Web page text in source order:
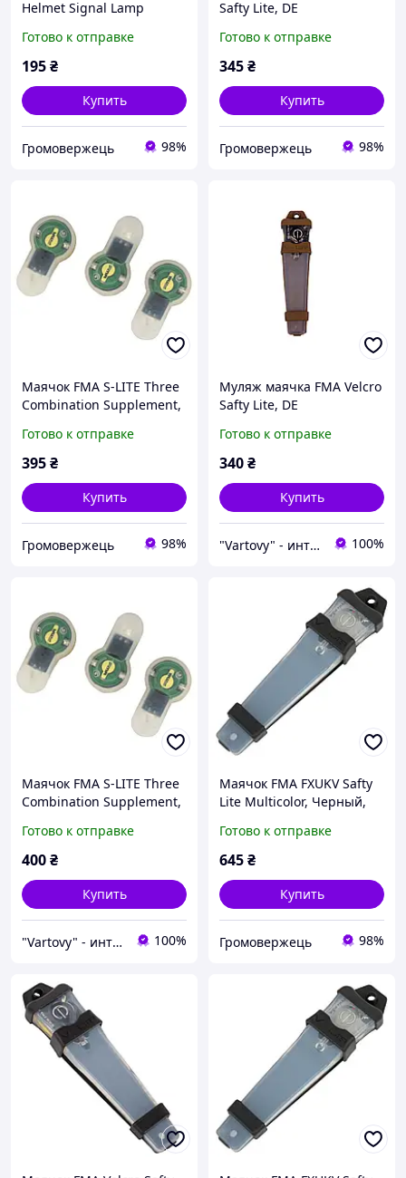
Helmet Signal Lamp
Готово к отправке
195₴
Купить
Громовержець 98%
Safty Lite, DE
Готово к отправке
345₴
Купить
Громовержець 98%
Маячок FMA S-LITE Three
Combination Supplement,
Готово к отправке
395₴
Купить
Громовержець 98%
Муляж маячка FMA Velcro
Safty Lite, DE
Готово к отправке
340₴
Купить
"Vartovy" - интернет-магазин 100%
Маячок FMA S-LITE Three
Combination Supplement,
Готово к отправке
400₴
Купить
"Vartovy" - интернет-магазин 100%
Маячок FMA FXUKV Safty
Lite Multicolor, Черный,
Красный
Готово к отправке
645₴
Купить
Громовержець 98%